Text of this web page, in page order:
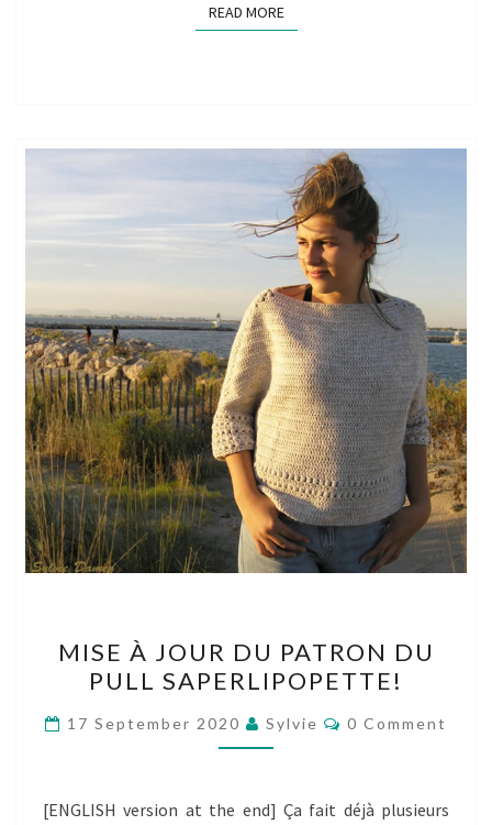
READ MOREREAD MORE
À
JOUR
DU
PATRON
PULL
MISE À JOUR DU PATRON DU
PULL SAPERLIPOPETTE!
17 September 2020 Sylvie Comments
0 Comment
[ENGLISH version at the end] Ça fait déjà plusieurs